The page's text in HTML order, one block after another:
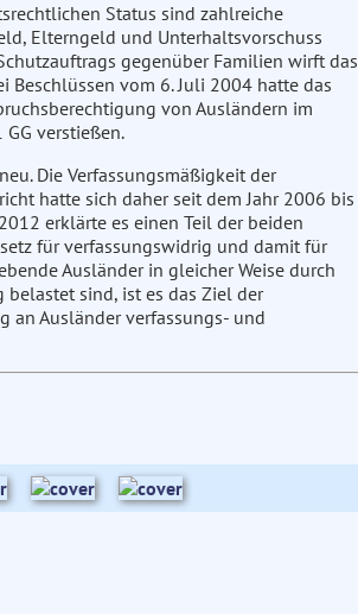
Status sind zahlreiche
Elterngeld und Unterhaltsvorschuss
gegenüber Familien wirft das
Beschlüssen vom 6. Juli 2004 hatte das
von Ausländern im
verstießen.
Die Verfassungsmäßigkeit der
hatte sich daher seit dem Jahr 2006 bis
erklärte es einen Teil der beiden
für verfassungswidrig und damit für
Ausländer in gleicher Weise durch
sind, ist es das Ziel der
an Ausländer verfassungs- und